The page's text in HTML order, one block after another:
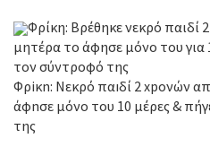
Φρίκη: Βρέθηκε νεκρό παιδί
μητέρα το άφησε μόνο του για
τον σύντροφό της
Φρiκn: Νεκρό παıδί 2 xpoνών
άφnσε μόνο του 10 μέρες &
της